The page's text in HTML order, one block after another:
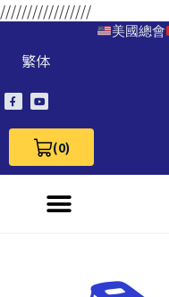
/////////////////
美國總會
繁体
(0)
View Cart 0